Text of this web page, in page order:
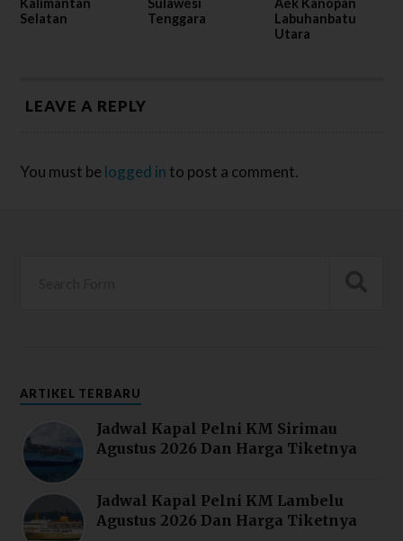
Selatan
Tenggara
Labuhanbatu
Utara
LEAVE A REPLY
You must be logged in to post a comment.
ARTIKEL TERBARU
Jadwal Kapal Pelni KM Sirimau
Agustus 2026 Dan Harga Tiketnya
Jadwal Kapal Pelni KM Lambelu
Agustus 2026 Dan Harga Tiketnya